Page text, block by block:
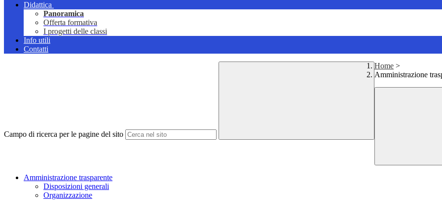
Didattica
Panoramica
Offerta formativa
I progetti delle classi
Info utili
Contatti
Campo di ricerca per le pagine del sito
Home >
Amministrazione
Amministrazione trasparente
Disposizioni generali
Organizzazione